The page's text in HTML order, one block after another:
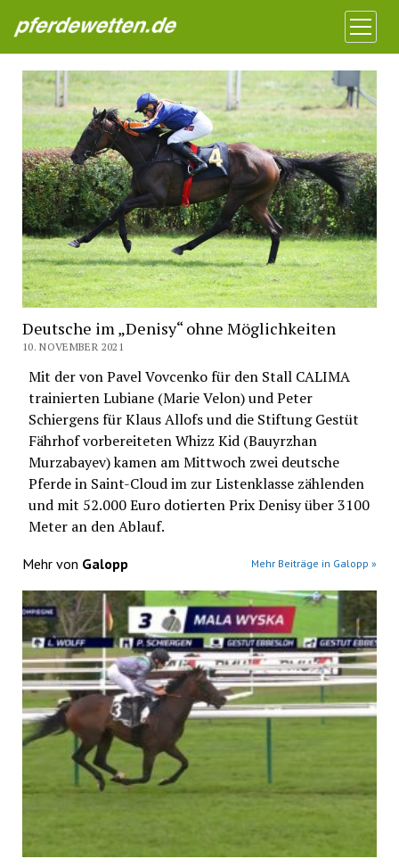
Pferdewetten News
Menü
öffnen
Deutsche im „Denisy“ ohne Möglichkeiten
10. NOVEMBER 2021
Mit der von Pavel Vovcenko für den Stall CALIMA
trainierten Lubiane (Marie Velon) und Peter
Schiergens für Klaus Allofs und die Stiftung Gestüt
Fährhof vorbereiteten Whizz Kid (Bauyrzhan
Murzabayev) kamen am Mittwoch zwei deutsche
Pferde in Saint-Cloud im zur Listenklasse zählenden
und mit 52.000 Euro dotierten Prix Denisy über 3100
Meter an den Ablauf.
Mehr von Galopp Mehr Beiträge in Galopp »